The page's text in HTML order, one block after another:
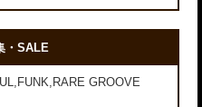
・SALE
GROOVE